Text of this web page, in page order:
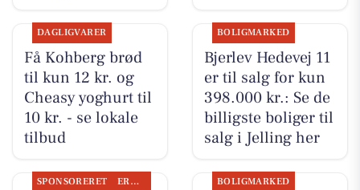
DAGLIGVARER
Få Kohberg brød
til kun 12 kr. og
Cheasy yoghurt til
10 kr. - se lokale
tilbud
BOLIGMARKED
Bjerlev Hedevej 11
er til salg for kun
398.000 kr.: Se de
billigste boliger til
salg i Jelling her
SPONSORERET ERHVERV BOLIGMARKED